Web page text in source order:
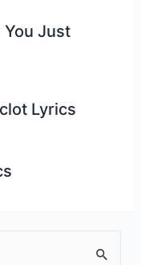
You Just
Lyrics